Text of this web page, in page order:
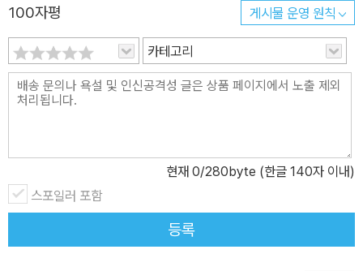
100자평 게시물 운영 원칙
카테고리
현재 0/280byte (한글 140자 이내)
스포일러 포함
등록